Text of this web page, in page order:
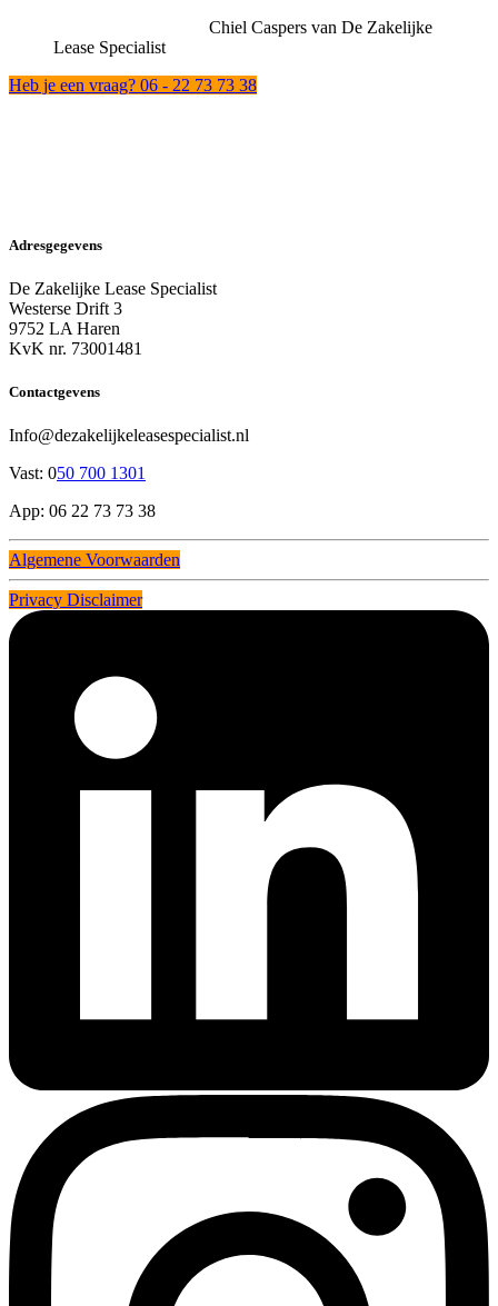
Chiel Caspers van De Zakelijke
Lease Specialist
Heb je een vraag? 06 - 22 73 73 38
Adresgegevens
De Zakelijke Lease Specialist
Westerse Drift 3
9752 LA Haren
KvK nr. 73001481
Contactgevens
Info@dezakelijkeleasespecialist.nl
Vast: 050 700 1301
App: 06 22 73 73 38
Algemene Voorwaarden
Privacy Disclaimer